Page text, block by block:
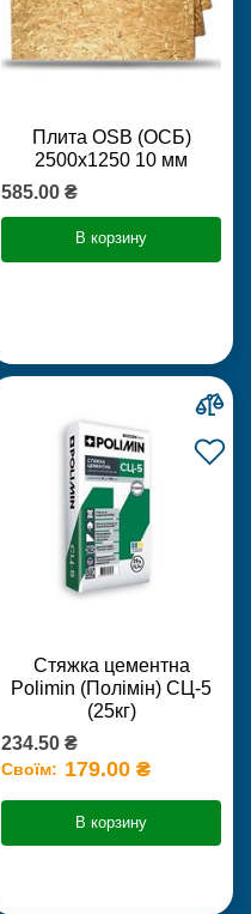
Плита OSB (ОСБ)
2500х1250 10 мм
585.00 ₴
В корзину
Стяжка цементна
Polimin (Полімін) СЦ-5
(25кг)
234.50 ₴
Своїм: 179.00 ₴
В корзину